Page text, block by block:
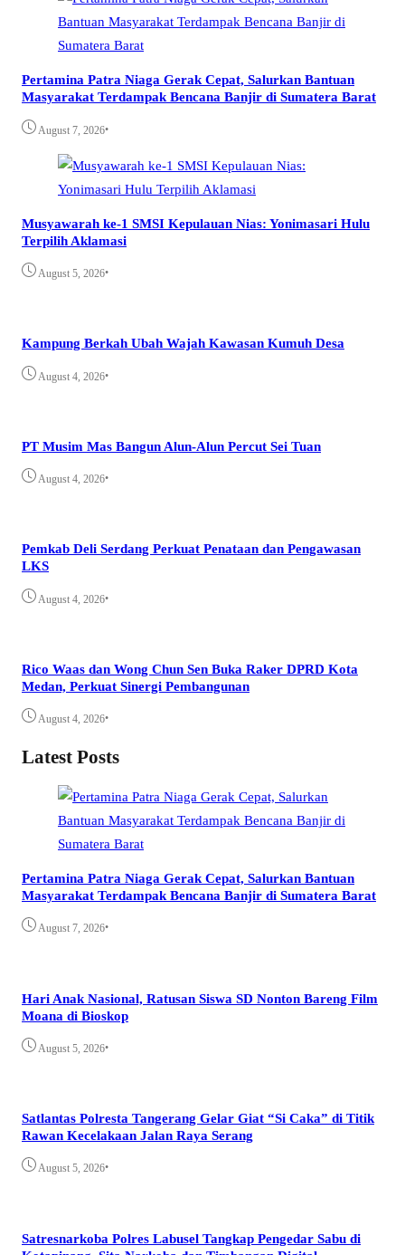
Pertamina Patra Niaga Gerak Cepat, Salurkan Bantuan
Masyarakat Terdampak Bencana Banjir di Sumatera Barat
August 7, 2026•
Musyawarah ke-1 SMSI Kepulauan Nias: Yonimasari Hulu
Terpilih Aklamasi
August 5, 2026•
Kampung Berkah Ubah Wajah Kawasan Kumuh Desa
August 4, 2026•
PT Musim Mas Bangun Alun-Alun Percut Sei Tuan
August 4, 2026•
Pemkab Deli Serdang Perkuat Penataan dan Pengawasan
LKS
August 4, 2026•
Rico Waas dan Wong Chun Sen Buka Raker DPRD Kota
Medan, Perkuat Sinergi Pembangunan
August 4, 2026•
Latest Posts
Pertamina Patra Niaga Gerak Cepat, Salurkan Bantuan
Masyarakat Terdampak Bencana Banjir di Sumatera Barat
August 7, 2026•
Hari Anak Nasional, Ratusan Siswa SD Nonton Bareng Film
Moana di Bioskop
August 5, 2026•
Satlantas Polresta Tangerang Gelar Giat “Si Caka” di Titik
Rawan Kecelakaan Jalan Raya Serang
August 5, 2026•
Satresnarkoba Polres Labusel Tangkap Pengedar Sabu di